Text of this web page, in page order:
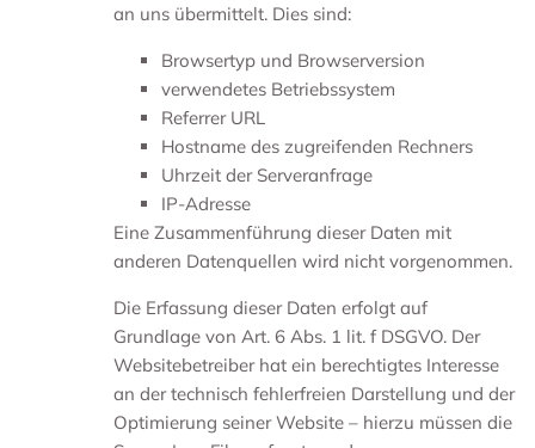
an uns übermittelt. Dies sind:
Browsertyp und Browserversion
verwendetes Betriebssystem
Referrer URL
Hostname des zugreifenden Rechners
Uhrzeit der Serveranfrage
IP-Adresse
Eine Zusammenführung dieser Daten mit
anderen Datenquellen wird nicht vorgenommen.
Die Erfassung dieser Daten erfolgt auf
Grundlage von Art. 6 Abs. 1 lit. f DSGVO. Der
Websitebetreiber hat ein berechtigtes Interesse
an der technisch fehlerfreien Darstellung und der
Optimierung seiner Website – hierzu müssen die